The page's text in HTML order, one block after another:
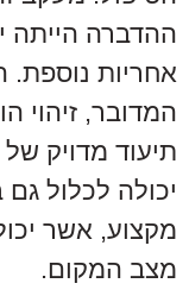
ההדברה הייתה
אחריות נוספת.
המדובר, זיהוי
תיעוד מדויק
יכולה לכלול גם
מקצוע, אשר
מצב המקום.